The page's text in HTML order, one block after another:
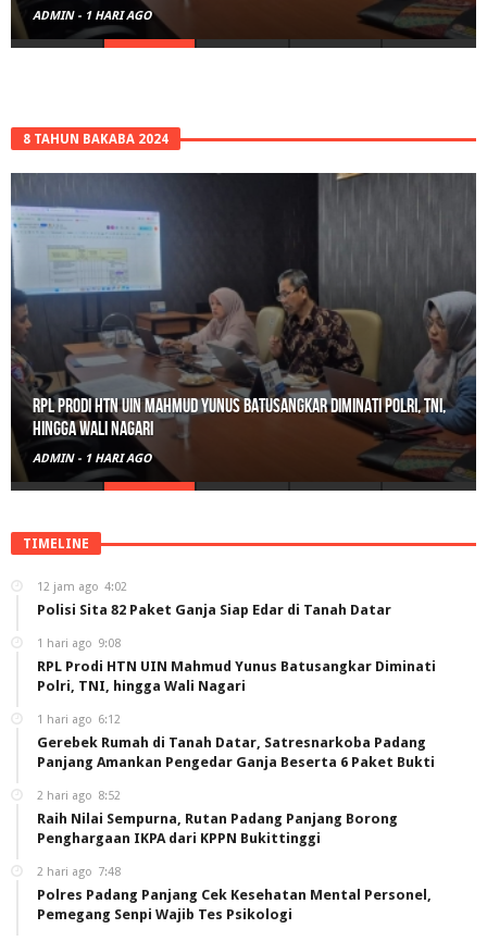
ADMIN - 1 HARI AGO
8 TAHUN BAKABA 2024
RPL Prodi HTN UIN Mahmud Yunus Batusangkar Diminati Polri, TNI,
hingga Wali Nagari
ADMIN - 1 HARI AGO
TIMELINE
12 jam ago 4:02
Polisi Sita 82 Paket Ganja Siap Edar di Tanah Datar
1 hari ago 9:08
RPL Prodi HTN UIN Mahmud Yunus Batusangkar Diminati
Polri, TNI, hingga Wali Nagari
1 hari ago 6:12
Gerebek Rumah di Tanah Datar, Satresnarkoba Padang
Panjang Amankan Pengedar Ganja Beserta 6 Paket Bukti
2 hari ago 8:52
Raih Nilai Sempurna, Rutan Padang Panjang Borong
Penghargaan IKPA dari KPPN Bukittinggi
2 hari ago 7:48
Polres Padang Panjang Cek Kesehatan Mental Personel,
Pemegang Senpi Wajib Tes Psikologi